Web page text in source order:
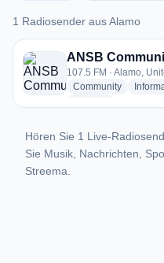
1 Radiosender aus Alamo
1 Radiosender aus Alamo
ANSB
107.5 FM · Alamo,
Communityradio
Hören Sie 1 Live-
Sie Musik, Nachrichten,
Streema.